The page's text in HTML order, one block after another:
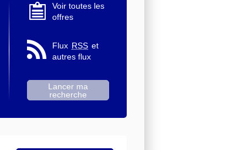
Voir toutes les
offres
Flux RSS et
autres flux